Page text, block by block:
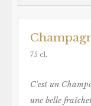
75 cl.
C'est un
une belle